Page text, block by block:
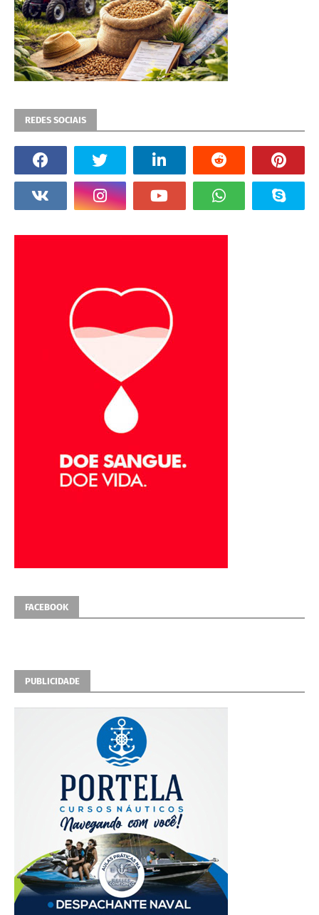
REDES SOCIAIS
FACEBOOK
PUBLICIDADE